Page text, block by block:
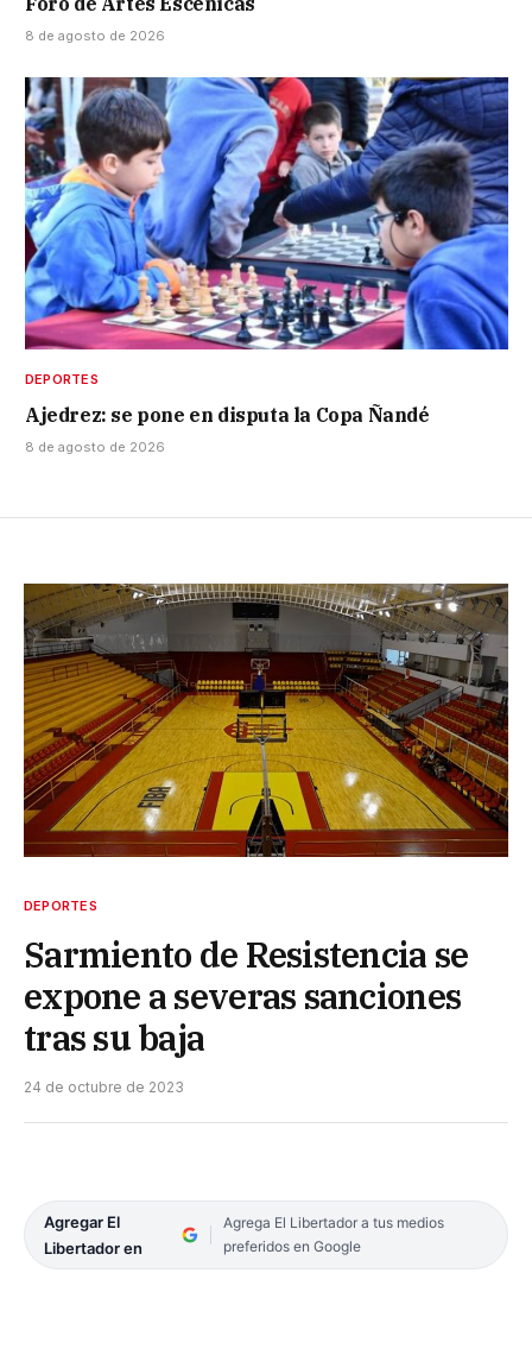
8 de agosto de 2026
DEPORTES
Ajedrez: se pone en disputa la Copa Ñandé
8 de agosto de 2026
DEPORTES
Sarmiento de Resistencia se
expone a severas sanciones
tras su baja
24 de octubre de 2023
Agregar El
Libertador en
Agrega El Libertador a tus medios
preferidos en Google